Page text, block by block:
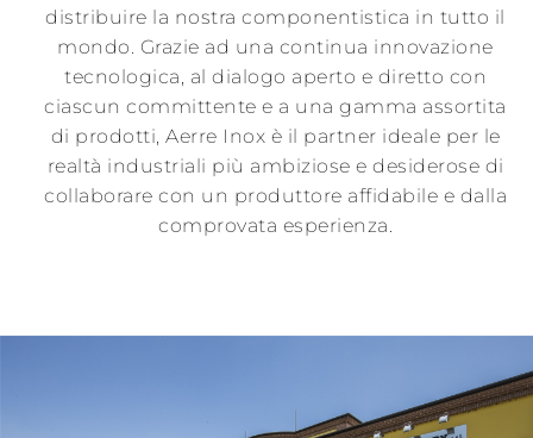
distribuire la nostra componentistica in tutto il
mondo. Grazie ad una continua innovazione
tecnologica, al dialogo aperto e diretto con
ciascun committente e a una gamma assortita
di prodotti, Aerre Inox è il partner ideale per le
realtà industriali più ambiziose e desiderose di
collaborare con un produttore affidabile e dalla
comprovata esperienza.